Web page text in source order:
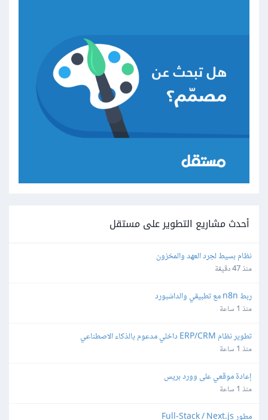
أحدث مشاريع التطوير على مستقل
نظام بسيط لجرد العهد والمخزون
منذ 47 دقيقة
ربط n8n مع تطبيقي والداشبورد
منذ 1 ساعة
تطوير نظام ERP/CRM داخلي مدعوم بالذكاء الاصطناعي
منذ 1 ساعة
إعادة موقعي على وورد بريس
منذ 1 ساعة